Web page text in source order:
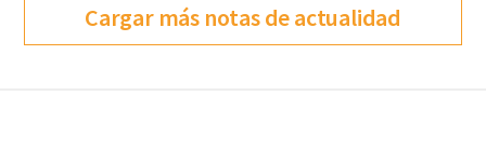
Cargar más notas de actualidad